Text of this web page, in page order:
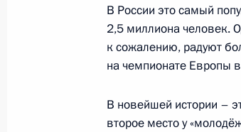
2 декабря 2015
2 декабря 2015 года, 23:20
В России это самый
2,5 миллиона человек.
к сожалению, радуют
на чемпионате Европы
В новейшей истории –
второе место у